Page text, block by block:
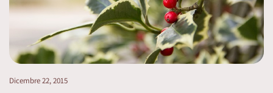
Dicembre 22, 2015